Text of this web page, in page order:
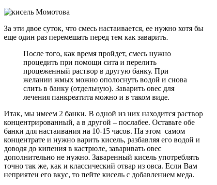
За эти двое суток, что смесь настаивается, ее нужно хотя бы
еще один раз перемешать перед тем как заварить.
После того, как время пройдет, смесь нужно
процедить при помощи сита и перелить
процеженный раствор в другую банку. При
желании жмых можно ополоснуть водой и снова
слить в банку (отдельную). Заварить овес для
лечения панкреатита можно и в таком виде.
Итак, мы имеем 2 банки. В одной из них находится раствор
концентрированный, а в другой – послабее. Оставьте обе
банки для настаивания на 10-15 часов. На этом самом
концентрате и нужно варить кисель, разбавляя его водой и
доводя до кипения в кастрюле, заваривать овес
дополнительно не нужно. Заваренный кисель употреблять
точно так же, как и классический отвар из овса. Если Вам
неприятен его вкус, то пейте кисель с добавлением меда.